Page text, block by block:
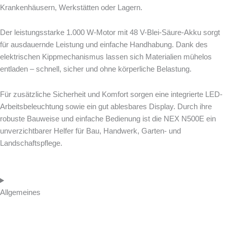
Krankenhäusern, Werkstätten oder Lagern.
Der leistungsstarke 1.000 W-Motor mit 48 V-Blei-Säure-Akku sorgt
für ausdauernde Leistung und einfache Handhabung. Dank des
elektrischen Kippmechanismus lassen sich Materialien mühelos
entladen – schnell, sicher und ohne körperliche Belastung.
Für zusätzliche Sicherheit und Komfort sorgen eine integrierte LED-
Arbeitsbeleuchtung sowie ein gut ablesbares Display. Durch ihre
robuste Bauweise und einfache Bedienung ist die NEX N500E ein
unverzichtbarer Helfer für Bau, Handwerk, Garten- und
Landschaftspflege.
Allgemeines